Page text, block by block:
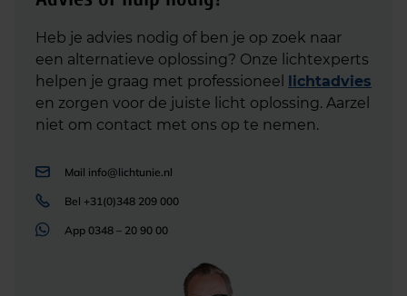
Heb je advies nodig of ben je op zoek naar
een alternatieve oplossing? Onze lichtexperts
helpen je graag met professioneel lichtadvies
en zorgen voor de juiste licht oplossing. Aarzel
niet om contact met ons op te nemen.
Mail info@lichtunie.nl
Bel +31(0)348 209 000
App 0348 – 20 90 00